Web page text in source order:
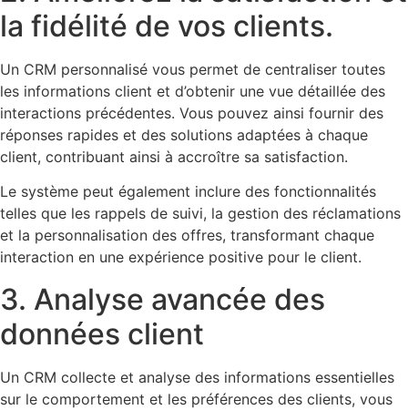
la fidélité de vos clients.
Un CRM personnalisé vous permet de centraliser toutes
les informations client et d’obtenir une vue détaillée des
interactions précédentes. Vous pouvez ainsi fournir des
réponses rapides et des solutions adaptées à chaque
client, contribuant ainsi à accroître sa satisfaction.
Le système peut également inclure des fonctionnalités
telles que les rappels de suivi, la gestion des réclamations
et la personnalisation des offres, transformant chaque
interaction en une expérience positive pour le client.
3. Analyse avancée des
données client
Un CRM collecte et analyse des informations essentielles
sur le comportement et les préférences des clients, vous